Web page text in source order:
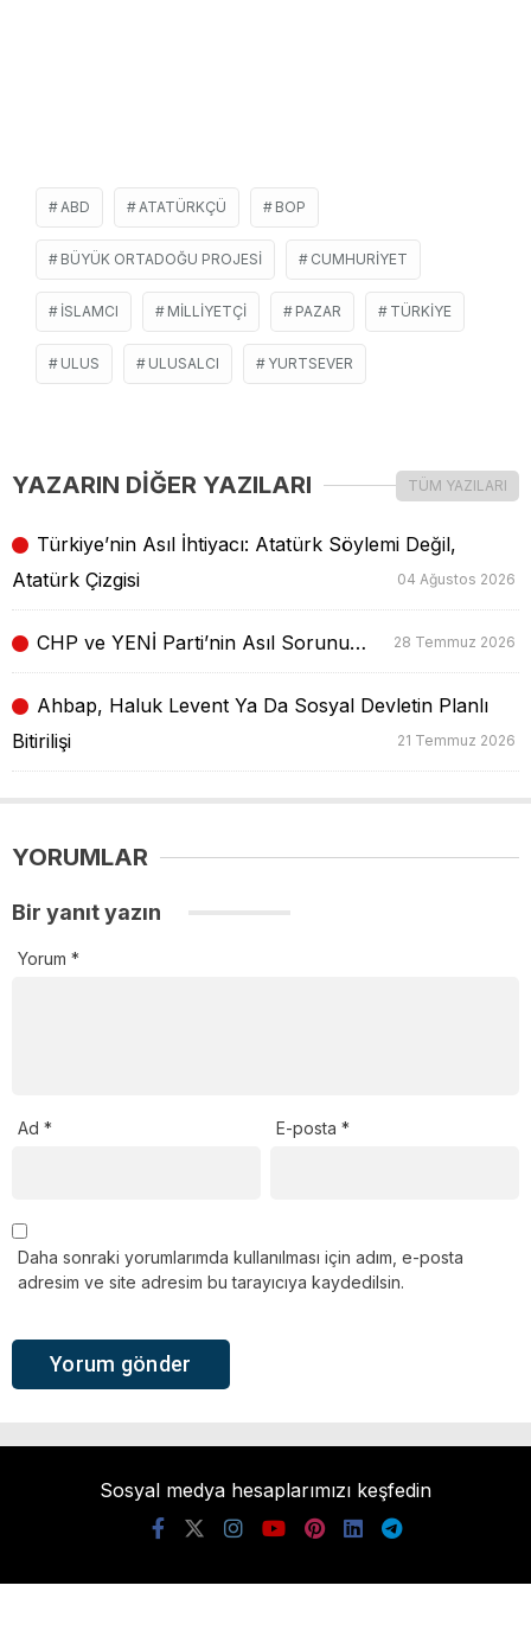
ABD ATATÜRKÇÜ BOP
BÜYÜK ORTADOĞU PROJESI CUMHURIYET
İSLAMCI MILLIYETÇI PAZAR TÜRKIYE
ULUS ULUSALCI YURTSEVER
YAZARIN DİĞER YAZILARI TÜM YAZILARI
Türkiye’nin Asıl İhtiyacı: Atatürk Söylemi Değil,
Atatürk Çizgisi
04 Ağustos 2026
CHP ve YENİ Parti’nin Asıl Sorunu… 28 Temmuz 2026
Ahbap, Haluk Levent Ya Da Sosyal Devletin Planlı
Bitirilişi
21 Temmuz 2026
YORUMLAR
Bir yanıt yazın
Yorum *
Ad * E-posta*
Daha sonraki yorumlarımda kullanılması için adım, e-posta
adresim ve site adresim bu tarayıcıya kaydedilsin.
Sosyal medya hesaplarımızı keşfedin